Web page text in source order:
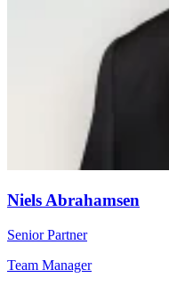
Niels Abrahamsen
Senior Partner
Team Manager